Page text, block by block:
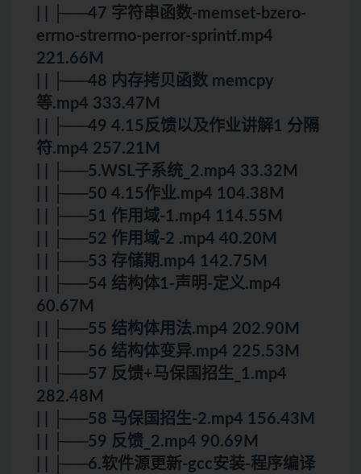
| | ├──47 字符串函数-memset-bzero-
errno-strerrno-perror-sprintf.mp4
221.66M
| | ├──48 内存拷贝函数 memcpy
等.mp4 333.47M
| | ├──49 4.15反馈以及作业讲解1 分隔
符.mp4 257.21M
| | ├──5.WSL子系统_2.mp4 33.32M
| | ├──50 4.15作业.mp4 104.38M
| | ├──51 作用域-1.mp4 114.55M
| | ├──52 作用域-2 .mp4 40.20M
| | ├──53 存储期.mp4 142.75M
| | ├──54 结构体1-声明-定义.mp4
60.67M
| | ├──55 结构体用法.mp4 202.90M
| | ├──56 结构体变异.mp4 225.53M
| | ├──57 反馈+马保国招生_1.mp4
282.48M
| | ├──58 马保国招生-2.mp4 156.43M
| | ├──59 反馈_2.mp4 90.69M
| | ├──6.软件源更新-gcc安装-程序编译